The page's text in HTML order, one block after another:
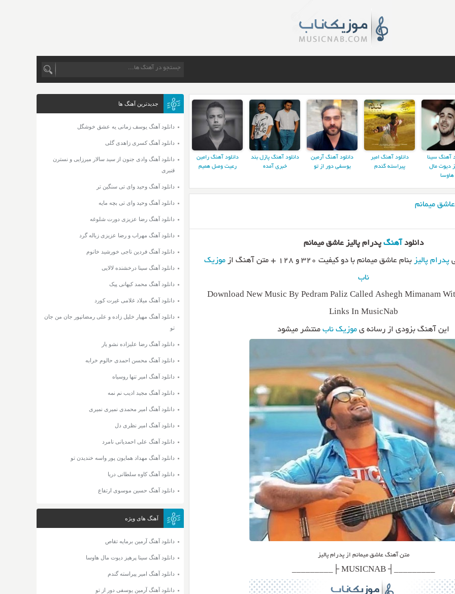
آهنگ سینا
دیوت مال
هاوسا
دانلود آهنگ امیر
پیراسته گندم
دانلود آهنگ آرمین
یوسفی دور از تو
دانلود آهنگ پازل بند
خبری آمده
دانلود آهنگ رامین
رعیت وصل همیم
میمانم
دانلود آهنگ پدرام پالیز عاشق میمانم
پدرام پالیز بنام عاشق میمانم با دو کیفیت ۳۲۰ و ۱۲۸ + متن آهنگ از
موزیک
ناب
Download New Music By Pedram Paliz Called Ashegh Mimanam
Links In MusicNab
این آهنگ بزودی از رسانه ی موزیک ناب منتشر میشود
متن آهنگ عاشق میمانم از پدرام پالیز
_________┤ MUSICNAB ├_________
جدیدترین آهنگ ها
دانلود آهنگ یوسف زمانی یه عشق خوشگل
دانلود آهنگ کسری زاهدی گلی
دانلود آهنگ وادی جنون از سید سالار میرزایی و نسترن
قنبری
دانلود آهنگ وحید وای تی سنگین تر
دانلود آهنگ وحید وای تی بچه مایه
دانلود آهنگ رضا عزیزی دورت شلوغه
دانلود آهنگ مهراب و رضا عزیزی زباله گرد
دانلود آهنگ فردین ناجی خورشید خانوم
دانلود آهنگ سینا درخشنده لالایی
دانلود آهنگ محمد کیهانی پیک
دانلود آهنگ میلاد غلامی غیرت کورد
دانلود آهنگ مهیار خلیل زاده و علی رمضانپور جان من جان
تو
دانلود آهنگ رضا علیزاده نشو یار
دانلود آهنگ محسن احمدی حالوم خرابه
دانلود آهنگ امیر تنها روسیاه
دانلود آهنگ مجید ادیب نم نمه
دانلود آهنگ امیر محمدی نمیری نمیری
دانلود آهنگ امیر نظری دل
دانلود آهنگ علی احمدیانی نامرد
دانلود آهنگ مهداد همایون پور واسه خندیدن تو
دانلود آهنگ کاوه سلطانی دریا
دانلود آهنگ حسین موسوی ارتفاع
آهنگ های ویژه
دانلود آهنگ آرمین برمایه تقاص
دانلود آهنگ سینا پرهیز دیوت مال هاوسا
دانلود آهنگ امیر پیراسته گندم
دانلود آهنگ آرمین یوسفی دور از تو